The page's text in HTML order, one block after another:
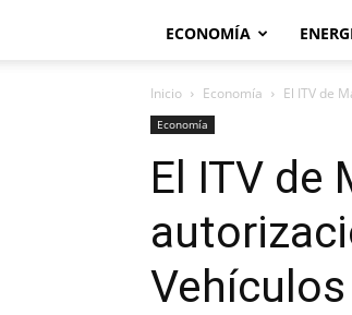
ECONOMÍA
Inicio Economía El ITV de
Economía
El ITV de
Vehículos